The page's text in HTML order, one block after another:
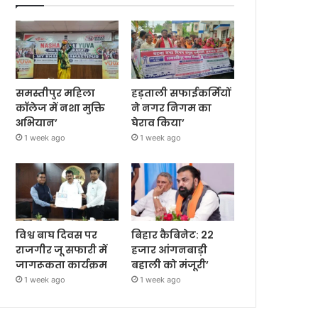
समस्तीपुर महिला
कॉलेज में नशा मुक्ति
अभियान’
1 week ago
हड़ताली सफाईकर्मियों
ने नगर निगम का
घेराव किया’
1 week ago
विश्व बाघ दिवस पर
राजगीर जू सफारी में
जागरूकता कार्यक्रम
1 week ago
बिहार कैबिनेट: 22
हजार आंगनबाड़ी
बहाली को मंजूरी’
1 week ago